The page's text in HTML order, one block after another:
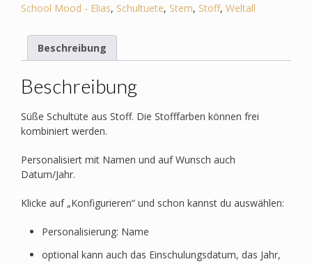
-
Jungs
-
Weltall,
Astronaut,
Rakete,
Stern,
Planet
Menge
School Mood - Elias, Schultuete, Stern, Stoff, Weltall
Beschreibung
Beschreibung
Süße Schultüte aus Stoff. Die Stofffarben können frei
kombiniert werden.
Personalisiert mit Namen und auf Wunsch auch
Datum/Jahr.
Klicke auf „Konfigurieren“ und schon kannst du auswählen:
Personalisierung: Name
optional kann auch das Einschulungsdatum, das Jahr,